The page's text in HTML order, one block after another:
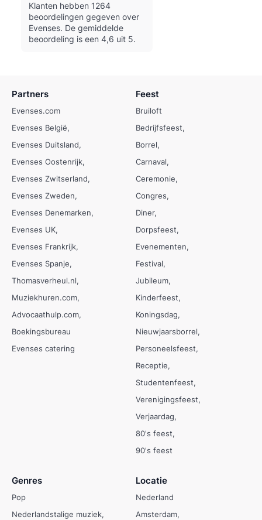
Klanten hebben 1264
beoordelingen gegeven over
Evenses. De gemiddelde
beoordeling is een 4,6 uit 5.
Partners
Evenses.com
Evenses België
Evenses Duitsland
Evenses Oostenrijk
Evenses Zwitserland
Evenses Zweden
Evenses Denemarken
Evenses UK
Evenses Frankrijk
Evenses Spanje
Thomasverheul.nl
Muziekhuren.com
Advocaathulp.com
Boekingsbureau
Evenses catering
Feest
Bruiloft
Bedrijfsfeest
Borrel
Carnaval
Ceremonie
Congres
Diner
Dorpsfeest
Evenementen
Festival
Jubileum
Kinderfeest
Koningsdag
Nieuwjaarsborrel
Personeelsfeest
Receptie
Studentenfeest
Verenigingsfeest
Verjaardag
80's feest
90's feest
Genres
Pop
Nederlandstalige muziek
Locatie
Nederland
Amsterdam